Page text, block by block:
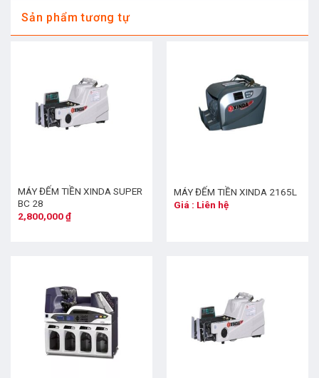
Sản phẩm tương tự
MÁY ĐẾM TIỀN XINDA SUPER
BC 28
2,800,000₫
MÁY ĐẾM TIỀN XINDA 2165L
Giá : Liên hệ